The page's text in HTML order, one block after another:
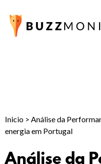
Inicio > Análise da
energia em Portugal
Análise da